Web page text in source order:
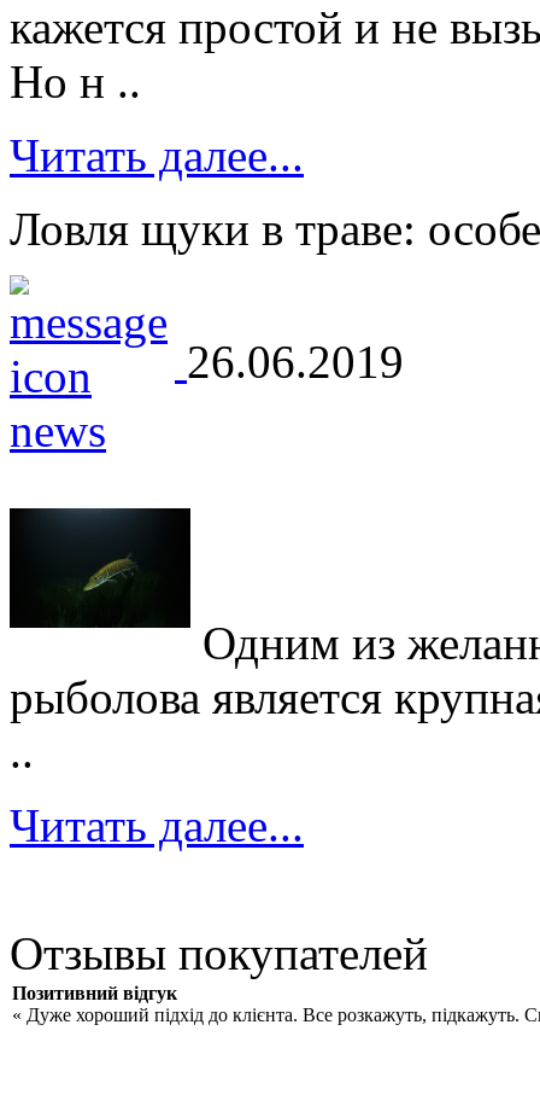
кажется простой и не
Но н ..
Читать далее...
Ловля щуки в траве:
26.06.2019
Одним из
рыболова является
..
Читать далее...
Отзывы покупателей
Позитивний відгук
« Дуже хороший підхід до клієнта. Все розкажуть, підкажуть.